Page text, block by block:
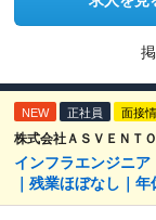
NEW 正社員 面接
株式会社ＡＳＶＥＮＴＯ
インフラエンジニ
｜残業ほぼなし｜